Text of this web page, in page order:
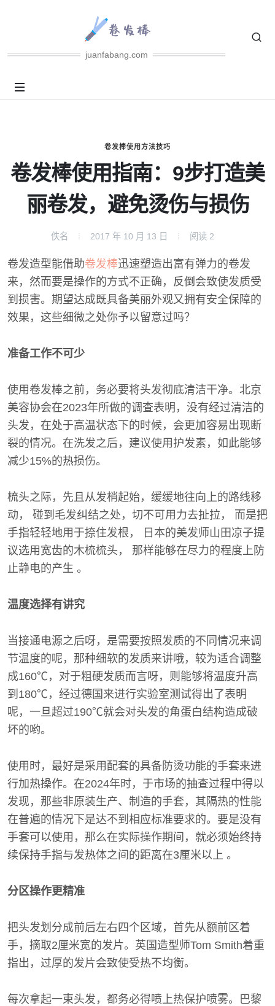
juanfabang.com
卷发棒使用方法技巧
卷发棒使用指南：9步打造美
丽卷发，避免烫伤与损伤
佚名 2017 年 10 月 13 日 阅读 2
卷发造型能借助卷发棒迅速塑造出富有弹力的卷发
来，然而要是操作的方式不正确，反倒会致使发质受
到损害。期望达成既具备美丽外观又拥有安全保障的
效果，这些细微之处你予以留意过吗？
准备工作不可少
使用卷发棒之前，务必要将头发彻底清洁干净。北京
美容协会在2023年所做的调查表明，没有经过清洁的
头发，在处于高温状态下的时候，会更加容易出现断
裂的情况。在洗发之后，建议使用护发素，如此能够
减少15%的热损伤。
梳头之际，先且从发梢起始，缓缓地往向上的路线移
动， 碰到毛发纠结之处，切不可用力去扯拉， 而是把
手指轻轻地用于捺住发根， 日本的美发师山田凉子提
议选用宽齿的木梳梳头， 那样能够在尽力的程度上防
止静电的产生 。
温度选择有讲究
当接通电源之后呀，是需要按照发质的不同情况来调
节温度的呢，那种细软的发质来讲哦，较为适合调整
成160℃，对于粗硬发质而言呀，则能够将温度升高
到180℃，经过德国来进行实验室测试得出了表明
呢，一旦超过190℃就会对头发的角蛋白结构造成破
坏的哟。
使用时，最好是采用配套的具备防烫功能的手套来进
行加热操作。在2024年时，于市场的抽查过程中得以
发现，那些非原装生产、制造的手套，其隔热的性能
在普遍的情况下是达不到相应标准要求的。要是没有
手套可以使用，那么在实际操作期间，就必须始终持
续保持手指与发热体之间的距离在3厘米以上 。
分区操作更精准
把头发划分成前后左右四个区域，首先从额前区着
手，摘取2厘米宽的发片。英国造型师Tom Smith着重
指出，过厚的发片会致使受热不均衡。
每次拿起一束头发，都务必得喷上热保护喷雾。巴黎